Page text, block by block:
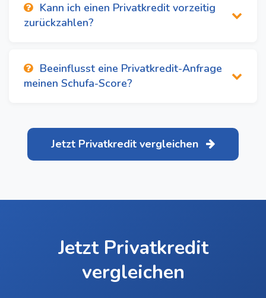
Kann ich einen Privatkredit vorzeitig
zurückzahlen?
Beeinflusst eine Privatkredit-Anfrage
meinen Schufa-Score?
Jetzt Privatkredit vergleichen
Jetzt Privatkredit
vergleichen